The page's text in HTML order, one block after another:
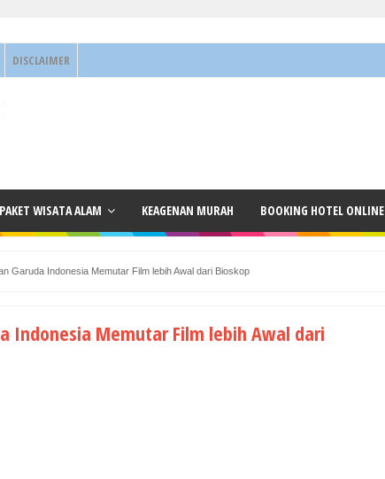
DISCLAIMER
PAKET WISATA ALAM KEAGENAN MURAH BOOKING HOTEL ONLINE
Garuda Indonesia Memutar Film lebih Awal dari Bioskop
Indonesia Memutar Film lebih Awal dari